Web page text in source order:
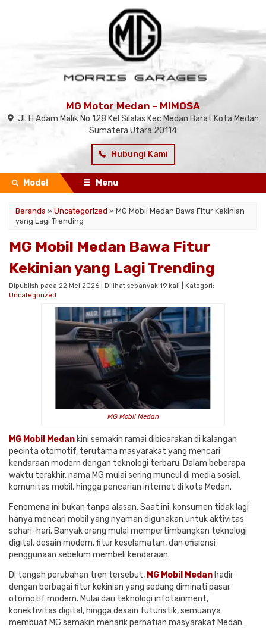
MG Motor Medan - MIMOSA
Jl. H Adam Malik No 128 Kel Silalas Kec Medan Barat Kota Medan
Sumatera Utara 20114
Hubungi Kami
Model Menu
Beranda » Uncategorized » MG Mobil Medan Bawa Fitur Kekinian
yang Lagi Trending
MG Mobil Medan Bawa Fitur
Kekinian yang Lagi Trending
Dipublish pada 22 Mei 2026 | Dilihat sebanyak 19 kali | Kategori:
Uncategorized
MG Mobil Medan
MG Mobil Medan kini semakin ramai dibicarakan di kalangan
pecinta otomotif, terutama masyarakat yang mencari
kendaraan modern dengan teknologi terbaru. Dalam beberapa
waktu terakhir, nama MG mulai sering muncul di media sosial,
komunitas mobil, hingga pencarian internet di kota Medan.
Fenomena ini bukan tanpa alasan. Saat ini, konsumen tidak lagi
hanya mencari mobil yang nyaman digunakan untuk aktivitas
sehari-hari. Banyak orang mulai mempertimbangkan teknologi
digital, desain modern, fitur keselamatan, dan efisiensi
penggunaan sebelum membeli kendaraan.
Di tengah perubahan tren tersebut, MG Mobil Medan hadir
dengan berbagai fitur kekinian yang sedang diminati pasar
otomotif modern. Mulai dari teknologi infotainment,
konektivitas digital, hingga desain futuristik, semuanya
membuat MG semakin menarik perhatian masyarakat Medan.